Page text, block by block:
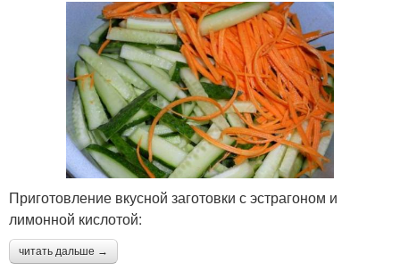
Приготовление вкусной заготовки с эстрагоном и
лимонной кислотой:
читать дальше →